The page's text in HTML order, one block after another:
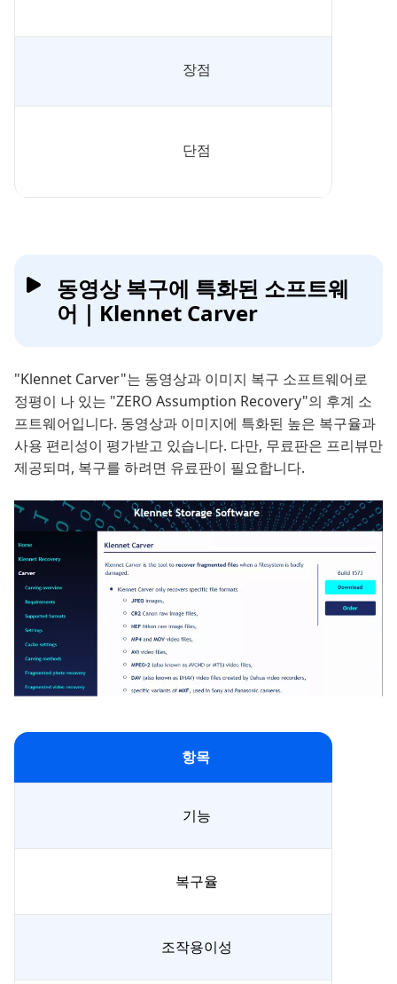
장점
단점
동영상 복구에 특화된 소프트웨
어｜Klennet Carver
"Klennet Carver"는 동영상과 이미지 복구 소프트웨어로
정평이 나 있는 "ZERO Assumption Recovery"의 후계 소
프트웨어입니다. 동영상과 이미지에 특화된 높은 복구율과
사용 편리성이 평가받고 있습니다. 다만, 무료판은 프리뷰만
제공되며, 복구를 하려면 유료판이 필요합니다.
항목
기능
복구율
조작용이성